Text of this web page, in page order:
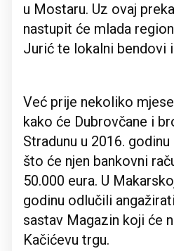
u Mostaru. Uz ovaj
nastupit će mlada
Jurić te lokalni bendovi
Već prije nekoliko
kako će Dubrovčane i
Stradunu u 2016.
što će njen bankovni
50.000 eura. U
godinu odlučili
sastav Magazin koji će
Kačićevu trgu.